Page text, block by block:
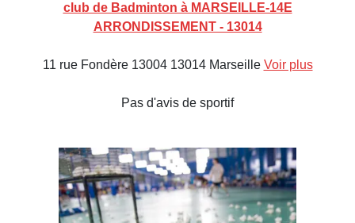
club de Badminton à MARSEILLE-14E
ARRONDISSEMENT - 13014
11 rue Fondère 13004 13014 Marseille Voir plus
Pas d'avis de sportif